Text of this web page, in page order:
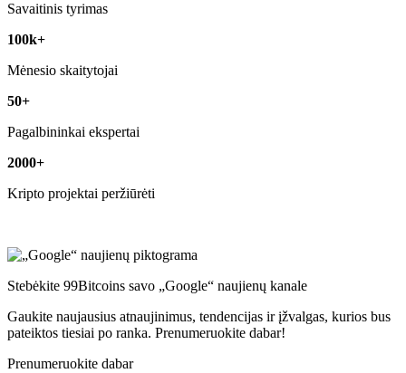
Savaitinis tyrimas
100k+
Mėnesio skaitytojai
50+
Pagalbininkai ekspertai
2000+
Kripto projektai peržiūrėti
Stebėkite 99Bitcoins savo „Google“ naujienų kanale
Gaukite naujausius atnaujinimus, tendencijas ir įžvalgas, kurios bus
pateiktos tiesiai po ranka. Prenumeruokite dabar!
Prenumeruokite dabar